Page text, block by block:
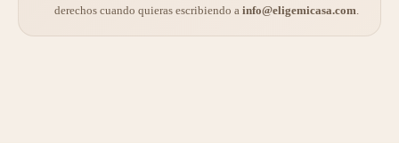
derechos cuando quieras escribiendo a info@eligemicasa.com.